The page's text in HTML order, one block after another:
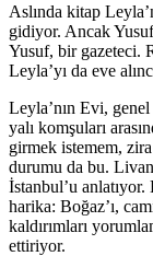
Aslında kitap
gidiyor. Ancak
Yusuf, bir gazeteci.
Leyla’yı da eve
Leyla’nın Evi,
yalı komşuları
girmek istemem,
durumu da bu.
İstanbul’u
harika: Boğaz’ı,
kaldırımları
ettiriyor.